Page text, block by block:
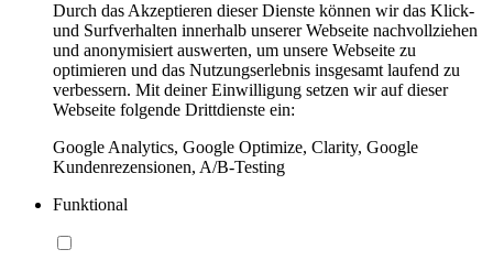
Durch das Akzeptieren dieser Dienste können wir das Klick-
und Surfverhalten innerhalb unserer Webseite nachvollziehen
und anonymisiert auswerten, um unsere Webseite zu
optimieren und das Nutzungserlebnis insgesamt laufend zu
verbessern. Mit deiner Einwilligung setzen wir auf dieser
Webseite folgende Drittdienste ein:
Google Analytics, Google Optimize, Clarity, Google
Kundenrezensionen, A/B-Testing
Funktional